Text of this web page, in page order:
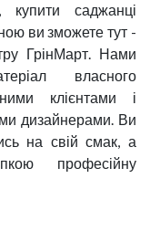
саджанці
ви зможете тут -
ГрінМарт. Нами
власного
клієнтами і
дизайнерами. Ви
на свій смак, а
професійну